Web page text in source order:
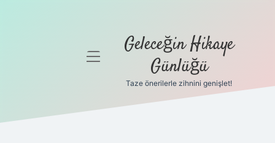
Gizlilik
menüyü Geleceğin Hikaye
Günlüğü
Taze önerilerle zihnini genişlet!